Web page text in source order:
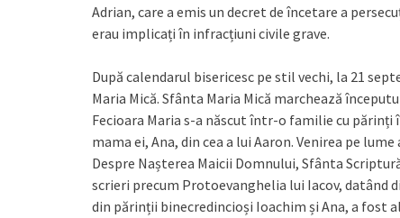
Adrian, care a emis un decret de încetare a
erau implicați în infracțiuni civile grave.
După calendarul bisericesc pe stil vechi, la 21
Maria Mică. Sfânta Maria Mică marchează
Fecioara Maria s-a născut într-o familie cu părinți
mama ei, Ana, din cea a lui Aaron. Venirea pe
Despre Nașterea Maicii Domnului, Sfânta
scrieri precum Protoevanghelia lui Iacov, datând
din părinții binecredincioși Ioachim și Ana, a fost